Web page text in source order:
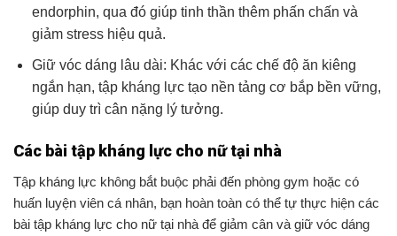
endorphin, qua đó giúp tinh thần thêm phấn chấn và
giảm stress hiệu quả.
Giữ vóc dáng lâu dài: Khác với các chế độ ăn kiêng
ngắn hạn, tập kháng lực tạo nền tảng cơ bắp bền vững,
giúp duy trì cân nặng lý tưởng.
Các bài tập kháng lực cho nữ tại nhà
Tập kháng lực không bắt buộc phải đến phòng gym hoặc có
huấn luyện viên cá nhân, bạn hoàn toàn có thể tự thực hiện các
bài tập kháng lực cho nữ tại nhà để giảm cân và giữ vóc dáng